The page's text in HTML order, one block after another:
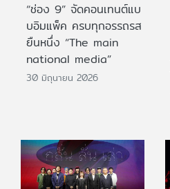
“ช่อง 9” จัดคอนเทนต์แบ
บอิมแพ็ค ครบทุกอรรถรส
ยืนหนึ่ง “The main
national media”
30 มิถุนายน 2026